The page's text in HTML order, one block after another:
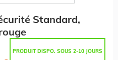
Standard,
PRODUIT DISPO. SOUS 2-10 JOURS